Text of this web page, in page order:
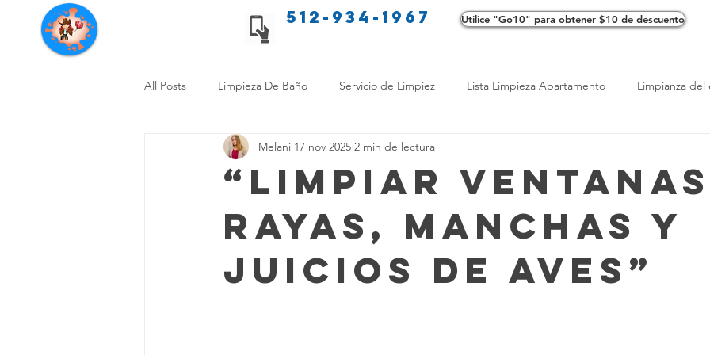
Servicios de limpieza de Texas 512-934-1967 Utilice "Go10" para obtener $10 de descuento
All Posts Limpieza De Baño Servicio de Limpiez Lista Limpieza Apartamento Limpianza
Consejos de limpieza para mascotas Consejos de limpieza ecológica
Limpieza Sin Alergias Beneficios de Profesionales LimpiezaTransformadora Limpieza
Comparación Limpieza Hogar Opciones de limpieza Diferencias en Limpieza
“Limpiar
Rayas, manchas y
juicios de aves”
Melani 17 nov 2025 2 min de lectura